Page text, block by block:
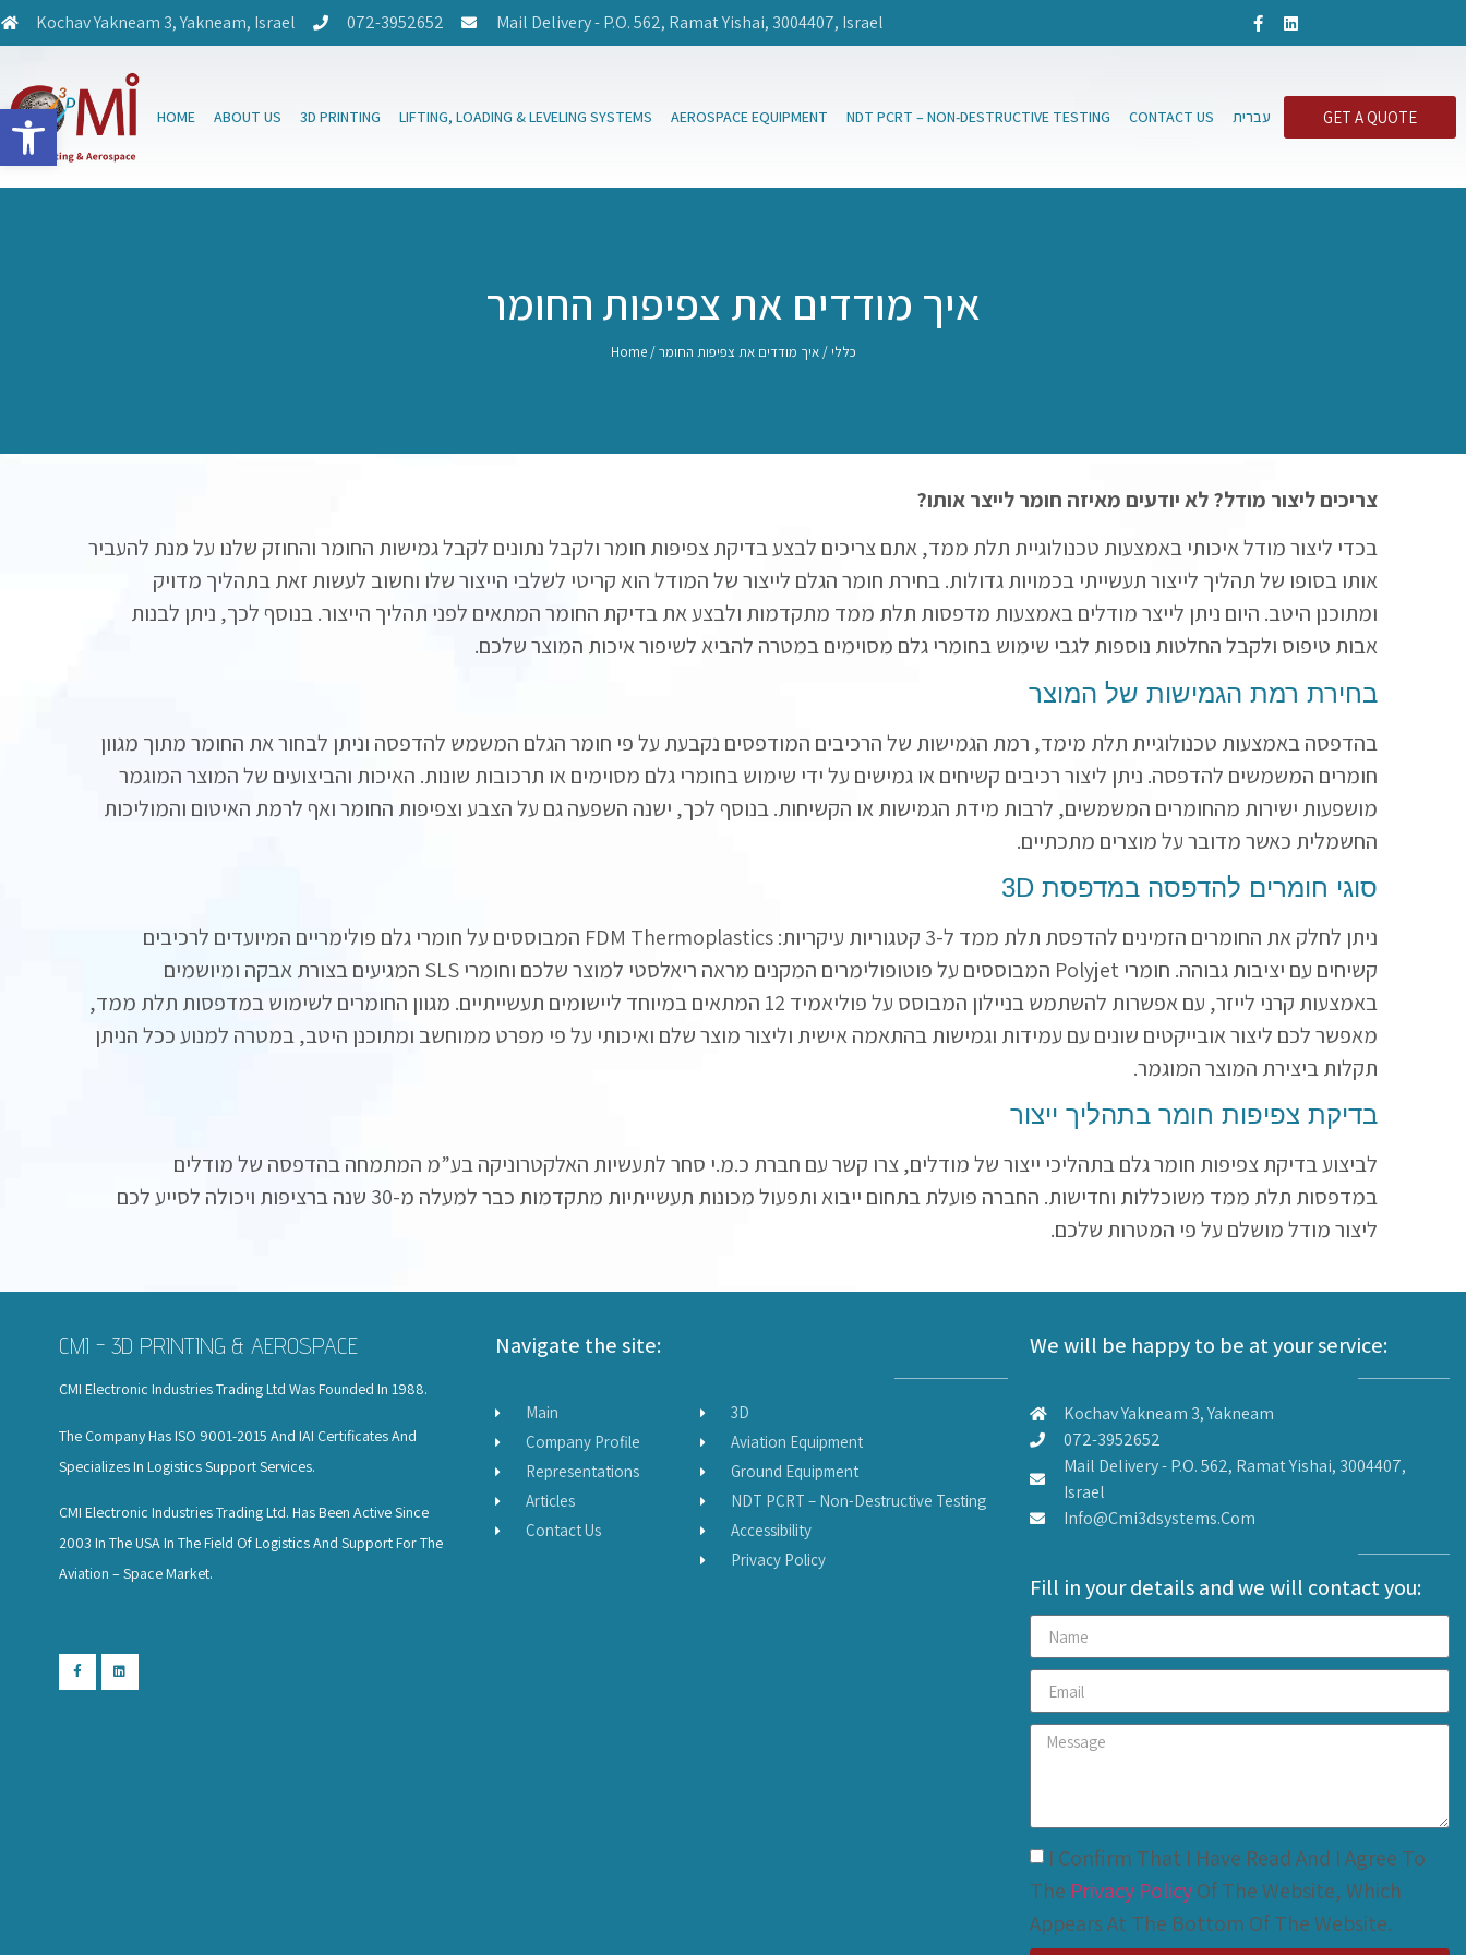
Open toolbar
Kochav Yakneam 3, Yakneam, Israel 072-3952652 Mail Delivery - P.O. 562, Ramat Yishai, 3004407, Israel
HOME ABOUT US 3D PRINTING LIFTING, LOADING & LEVELING SYSTEMS AEROSPACE EQUIPMENT NDT PCRT – NON-DESTRUCTIVE TESTING CONTACT US עברית GET A QUOTE
איך מודדים את צפיפות החומר
Home/ כללי/ איך מודדים את צפיפות החומר
צריכים ליצור מודל? לא יודעים מאיזה חומר לייצר אותו?
בכדי ליצור מודל איכותי באמצעות טכנולוגיית תלת ממד, אתם צריכים לבצע בדיקת צפיפות חומר ולקבל נתונים לקבל גמישות החומר והחוזק שלנו על מנת להעביר
אותו בסופו של תהליך לייצור תעשייתי בכמויות גדולות. בחירת חומר הגלם לייצור של המודל הוא קריטי לשלבי הייצור שלו וחשוב לעשות זאת בתהליך מדויק
ומתוכנן היטב. היום ניתן לייצר מודלים באמצעות מדפסות תלת ממד מתקדמות ולבצע את בדיקת החומר המתאים לפני תהליך הייצור. בנוסף לכך, ניתן לבנות
אבות טיפוס ולקבל החלטות נוספות לגבי שימוש בחומרי גלם מסוימים במטרה להביא לשיפור איכות המוצר שלכם.
בחירת רמת הגמישות של המוצר
בהדפסה באמצעות טכנולוגיית תלת מימד, רמת הגמישות של הרכיבים המודפסים נקבעת על פי חומר הגלם המשמש להדפסה וניתן לבחור את החומר מתוך מגוון
חומרים המשמשים להדפסה. ניתן ליצור רכיבים קשיחים או גמישים על ידי שימוש בחומרי גלם מסוימים או תרכובות שונות. האיכות והביצועים של המוצר המוגמר
מושפעות ישירות מהחומרים המשמשים, לרבות מידת הגמישות או הקשיחות. בנוסף לכך, ישנה השפעה גם על הצבע וצפיפות החומר ואף לרמת האיטום והמוליכות
החשמלית כאשר מדובר על מוצרים מתכתיים.
סוגי חומרים להדפסה במדפסת D
3
ניתן לחלק את החומרים הזמינים להדפסת תלת ממד ל-3 קטגוריות עיקריות: FDM Thermoplastics המבוססים על חומרי גלם פולימריים המיועדים לרכיבים
קשיחים עם יציבות גבוהה. חומריPolyjet המבוססים על פוטופולימרים המקנים מראה ריאלסטי למוצר שלכם וחומריSLS המגיעים בצורת אבקה ומיושמים
באמצעות קרני לייזר, עם אפשרות להשתמש בניילון המבוסס על פוליאמיד 12 המתאים במיוחד ליישומים תעשייתיים. מגוון החומרים לשימוש במדפסות תלת ממד,
מאפשר לכם ליצור אובייקטים שונים עם עמידות וגמישות בהתאמה אישית וליצור מוצר שלם ואיכותי על פי מפרט ממוחשב ומתוכנן היטב, במטרה למנוע ככל הניתן
תקלות ביצירת המוצר המוגמר.
בדיקת צפיפות חומר בתהליך ייצור
לביצוע בדיקת צפיפות חומר גלם בתהליכי ייצור של מודלים, צרו קשר עם חברת כ.מ.י סחר לתעשיות האלקטרוניקה בע”מ המתמחה בהדפסה של מודלים
במדפסות תלת ממד משוכללות וחדישות. החברה פועלת בתחום ייבוא ותפעול מכונות תעשייתיות מתקדמות כבר למעלה מ-30 שנה ברציפות ויכולה לסייע לכם
ליצור מודל מושלם על פי המטרות שלכם.
CMI - 3D PRINTING & AEROSPACE
CMI Electronic Industries Trading Ltd Was Founded In 1988.
The Company Has ISO 9001-2015 And IAI Certificates And
Specializes In Logistics Support Services.
CMI Electronic Industries Trading Ltd. Has Been Active Since
2003 In The USA In The Field Of Logistics And Support For The
Aviation – Space Market.
Navigate the site:
Main
Company Profile
Representations
Articles
Contact Us
3D
Aviation Equipment
Ground Equipment
NDT PCRT – Non-Destructive Testing
Accessibility
Privacy Policy
We will be happy to be at your service:
Kochav Yakneam 3, Yakneam
072-3952652
Mail Delivery - P.O. 562, Ramat Yishai, 3004407,
Israel
Info@cmi3dsystems.com
Fill in your details and we will contact you:
I Confirm That I Have Read And I Agree To
The Privacy PolicyOf The Website, Which
Appears At The Bottom Of The Website.